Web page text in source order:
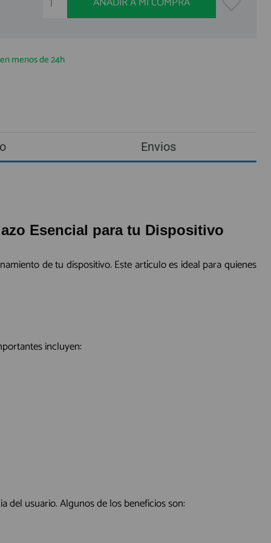
menos de 24h
Envios
Esencial para tu Dispositivo
de tu dispositivo. Este artículo es ideal para quienes
incluyen:
del usuario. Algunos de los beneficios son: